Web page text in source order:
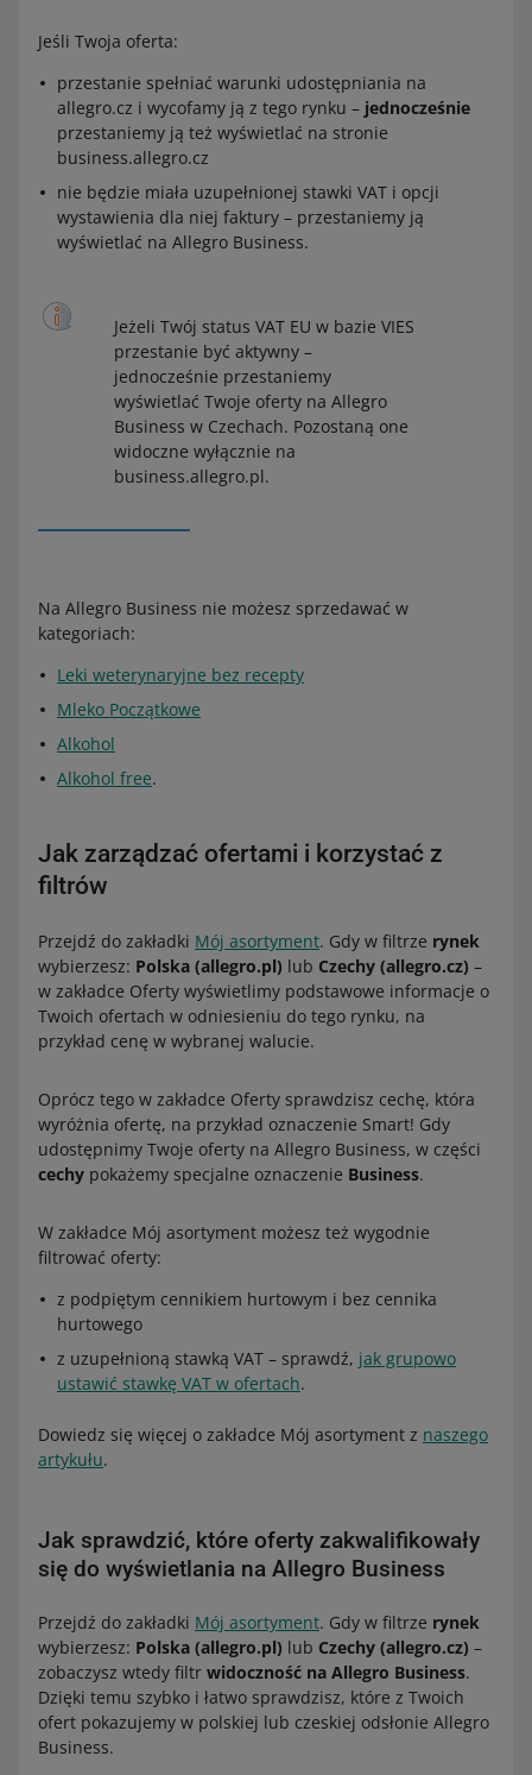
Jeśli Twoja oferta:
przestanie spełniać warunki udostępniania na
allegro.cz i wycofamy ją z tego rynku – jednocześnie
przestaniemy ją też wyświetlać na stronie
business.allegro.cz
nie będzie miała uzupełnionej stawki VAT i opcji
wystawienia dla niej faktury – przestaniemy ją
wyświetlać na Allegro Business.
Jeżeli Twój status VAT EU w bazie VIES
przestanie być aktywny –
jednocześnie przestaniemy
wyświetlać Twoje oferty na Allegro
Business w Czechach. Pozostaną one
widoczne wyłącznie na
business.allegro.pl.
Na Allegro Business nie możesz sprzedawać w
kategoriach:
Leki weterynaryjne bez recepty
Mleko Początkowe
Alkohol
Alkohol free.
Jak zarządzać ofertami i korzystać z
filtrów
Przejdź do zakładki Mój asortyment. Gdy w filtrze rynek
wybierzesz: Polska (allegro.pl) lub Czechy (allegro.cz) –
w zakładce Oferty wyświetlimy podstawowe informacje o
Twoich ofertach w odniesieniu do tego rynku, na
przykład cenę w wybranej walucie.
Oprócz tego w zakładce Oferty sprawdzisz cechę, która
wyróżnia ofertę, na przykład oznaczenie Smart! Gdy
udostępnimy Twoje oferty na Allegro Business, w części
cechy pokażemy specjalne oznaczenie Business.
W zakładce Mój asortyment możesz też wygodnie
filtrować oferty:
z podpiętym cennikiem hurtowym i bez cennika
hurtowego
z uzupełnioną stawką VAT – sprawdź, jak grupowo
ustawić stawkę VAT w ofertach.
Dowiedz się więcej o zakładce Mój asortyment z naszego
artykułu.
Jak sprawdzić, które oferty zakwalifikowały
się do wyświetlania na Allegro Business
Przejdź do zakładki Mój asortyment. Gdy w filtrze rynek
wybierzesz: Polska (allegro.pl) lub Czechy (allegro.cz) –
zobaczysz wtedy filtr widoczność na Allegro Business.
Dzięki temu szybko i łatwo sprawdzisz, które z Twoich
ofert pokazujemy w polskiej lub czeskiej odsłonie Allegro
Business.